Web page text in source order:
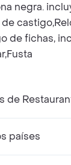
negra.
de fichas,
de
países